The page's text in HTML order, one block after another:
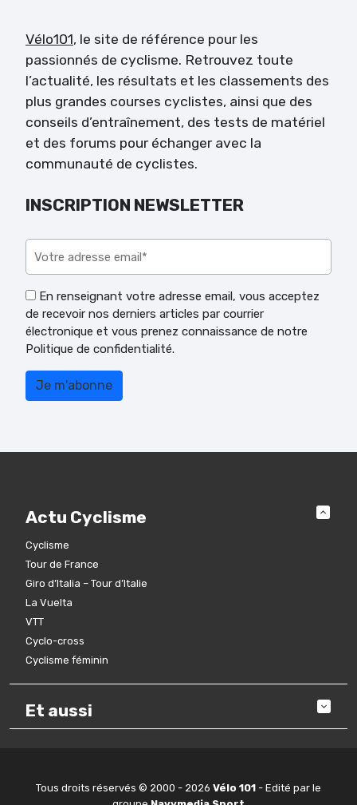
Vélo101, le site de référence pour les
passionnés de cyclisme. Retrouvez toute
l’actualité, les résultats et les classements des
plus grandes courses cyclistes, ainsi que des
conseils d’entraînement, des tests de matériel
et des forums pour échanger avec la
communauté de cyclistes.
INSCRIPTION NEWSLETTER
En renseignant votre adresse email, vous acceptez
de recevoir nos derniers articles par courrier
électronique et vous prenez connaissance de notre
Politique de confidentialité.
Actu Cyclisme
Cyclisme
Tour de France
Giro d’Italia – Tour d’Italie
La Vuelta
VTT
Cyclo-cross
Cyclisme féminin
Et aussi
Tous droits réservés © 2000 - 2026 Vélo 101 - Edité par le